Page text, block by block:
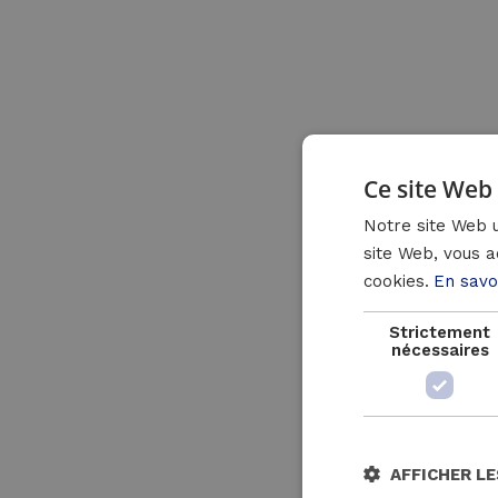
Ce site
Notre site Web
site Web, vous
cookies. En
Strictement
nécessaires
AFFICHER